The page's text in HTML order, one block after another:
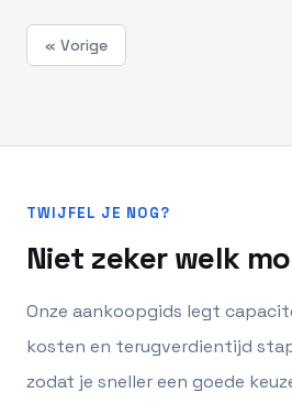
« Vorige
TWIJFEL JE NOG?
Niet zeker welk
Onze aankoopgids legt
kosten en terugverdientijd
zodat je sneller een goede